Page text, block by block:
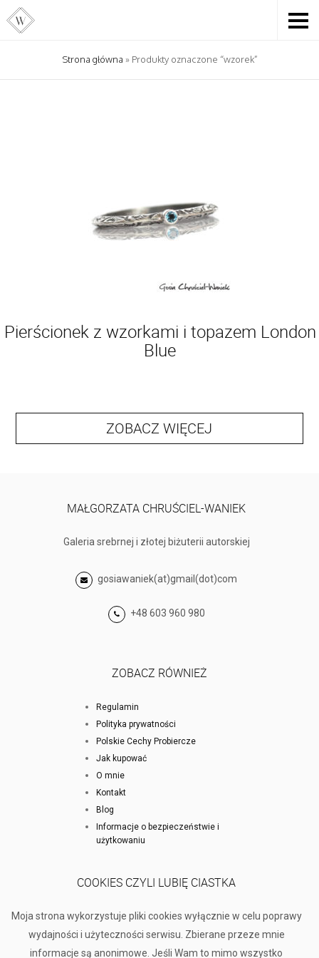
Strona główna » Produkty oznaczone “wzorek”
Pierścionek z wzorkami i topazem London
Blue
ZOBACZ WIĘCEJ
MAŁGORZATA CHRUŚCIEL-WANIEK
Galeria srebrnej i złotej biżuterii autorskiej
gosiawaniek(at)gmail(dot)com
+48 603 960 980
ZOBACZ RÓWNIEŻ
Regulamin
Polityka prywatności
Polskie Cechy Probiercze
Jak kupować
O mnie
Kontakt
Blog
Informacje o bezpieczeństwie i
użytkowaniu
COOKIES CZYLI LUBIĘ CIASTKA
Moja strona wykorzystuje pliki cookies wyłącznie w celu poprawy
wydajności i użyteczności serwisu. Zbierane przeze mnie
informacje są anonimowe. Jeśli Wam to mimo wszystko